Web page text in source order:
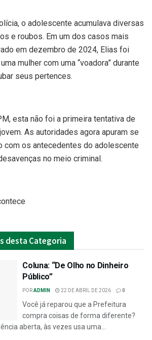
o adolescente acumulava diversas
e roubos. Em um dos casos mais
em dezembro de 2024, Elias foi
mulher com uma “voadora” durante
seus pertences.
esta não foi a primeira tentativa de
As autoridades agora apuram se
com os antecedentes do adolescente
no meio criminal.
desta Categoria
Coluna: “De Olho no Dinheiro
Público”
PORADMIN 22 DE ABRIL DE 2026 0
Você já reparou que a Prefeitura
compra coisas de forma diferente?
aberta, às vezes usa uma...